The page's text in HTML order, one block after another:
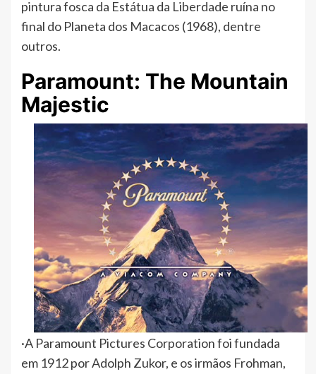
pintura fosca da Estátua da Liberdade ruína no
final do Planeta dos Macacos (1968), dentre
outros.
Paramount: The Mountain
Majestic
·A Paramount Pictures Corporation foi fundada
em 1912 por Adolph Zukor, e os irmãos Frohman,